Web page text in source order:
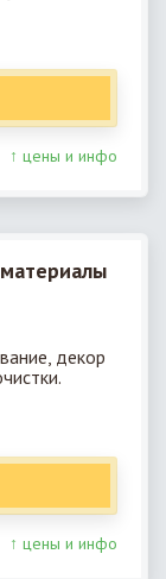
↑ цены и инфо
декор
↑ цены и инфо